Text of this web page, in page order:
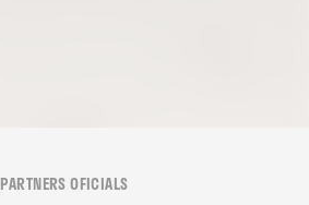
PARTNERS OFICIALS